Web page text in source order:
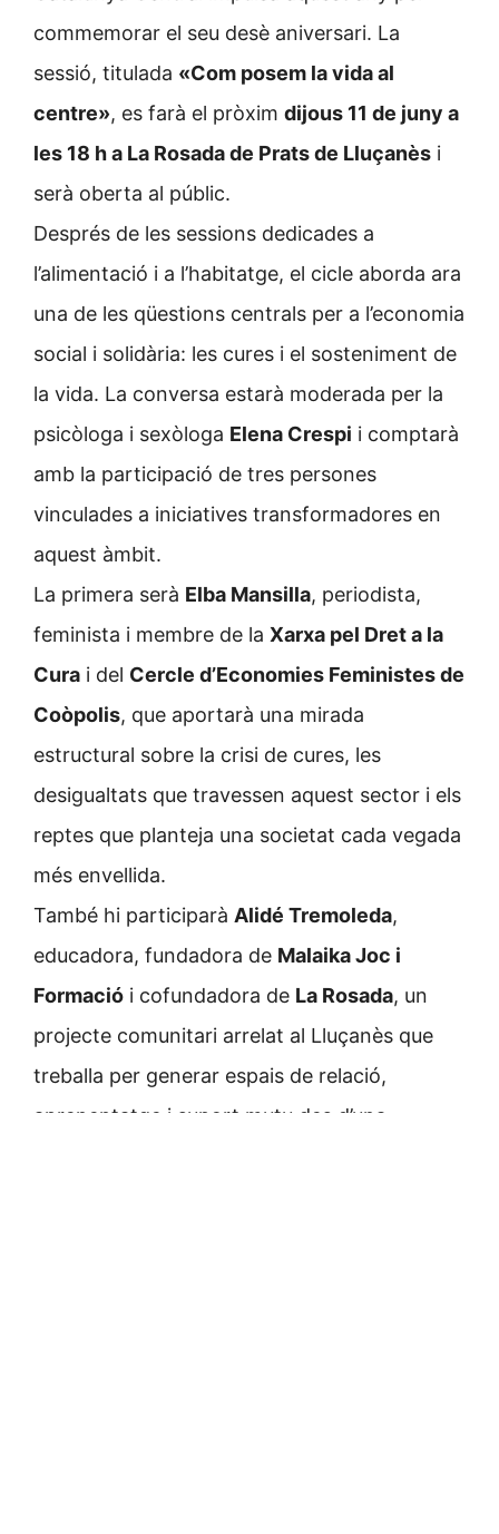
commemorar el seu desè aniversari. La
sessió, titulada «Com posem la vida al
centre», es farà el pròxim dijous 11 de juny a
les 18 h a La Rosada de Prats de Lluçanès i
serà oberta al públic.
Després de les sessions dedicades a
l’alimentació i a l’habitatge, el cicle aborda ara
una de les qüestions centrals per a l’economia
social i solidària: les cures i el sosteniment de
la vida. La conversa estarà moderada per la
psicòloga i sexòloga Elena Crespi i comptarà
amb la participació de tres persones
vinculades a iniciatives transformadores en
aquest àmbit.
La primera serà Elba Mansilla, periodista,
feminista i membre de la Xarxa pel Dret a la
Cura i del Cercle d’Economies Feministes de
Coòpolis, que aportarà una mirada
estructural sobre la crisi de cures, les
desigualtats que travessen aquest sector i els
reptes que planteja una societat cada vegada
més envellida.
També hi participarà Alidé Tremoleda,
educadora, fundadora de Malaika Joc i
Formació i cofundadora de La Rosada, un
projecte comunitari arrelat al Lluçanès que
treballa per generar espais de relació,
aprenentatge i suport mutu des d’una